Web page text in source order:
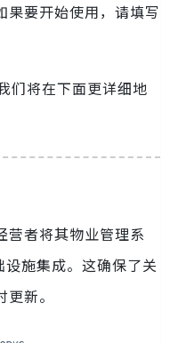
果要开始使用，请填写
们将在下面更详细地
者将其物业管理系
施集成。这确保了关
新。